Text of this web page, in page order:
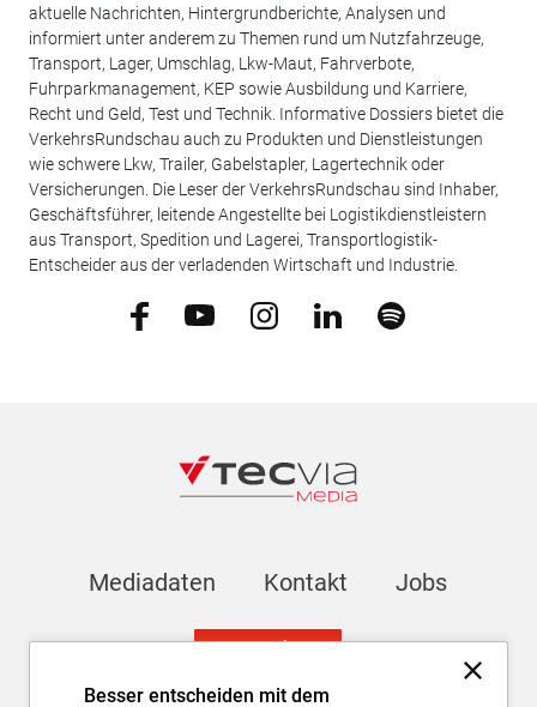
Besser entscheiden mit dem
aktuelle Nachrichten, Hintergrundberichte, Analysen und
informiert unter anderem zu Themen rund um Nutzfahrzeuge,
Transport, Lager, Umschlag, Lkw-Maut, Fahrverbote,
Fuhrparkmanagement, KEP sowie Ausbildung und Karriere,
Recht und Geld, Test und Technik. Informative Dossiers bietet die
VerkehrsRundschau auch zu Produkten und Dienstleistungen
wie schwere Lkw, Trailer, Gabelstapler, Lagertechnik oder
Versicherungen. Die Leser der VerkehrsRundschau sind Inhaber,
Geschäftsführer, leitende Angestellte bei Logistikdienstleistern
aus Transport, Spedition und Lagerei, Transportlogistik-
Entscheider aus der verladenden Wirtschaft und Industrie.
Mediadaten Kontakt Jobs
Newsletter